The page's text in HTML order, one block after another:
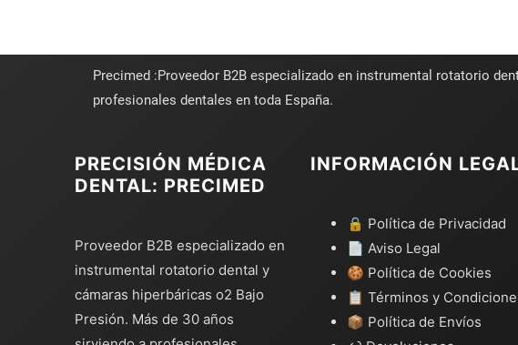
Precimed :Proveedor B2B especializado en instrumental rotatorio
profesionales dentales en toda España.
PRECISIÓN MÉDICA
DENTAL: PRECIMED
Proveedor B2B especializado en
instrumental rotatorio dental y
cámaras hiperbáricas o2 Bajo
Presión. Más de 30 años
INFORMACIÓN
🔒 Política de Privacidad
📄 Aviso Legal
🍪 Política de Cookies
📋 Términos y
📦 Política de Envíos